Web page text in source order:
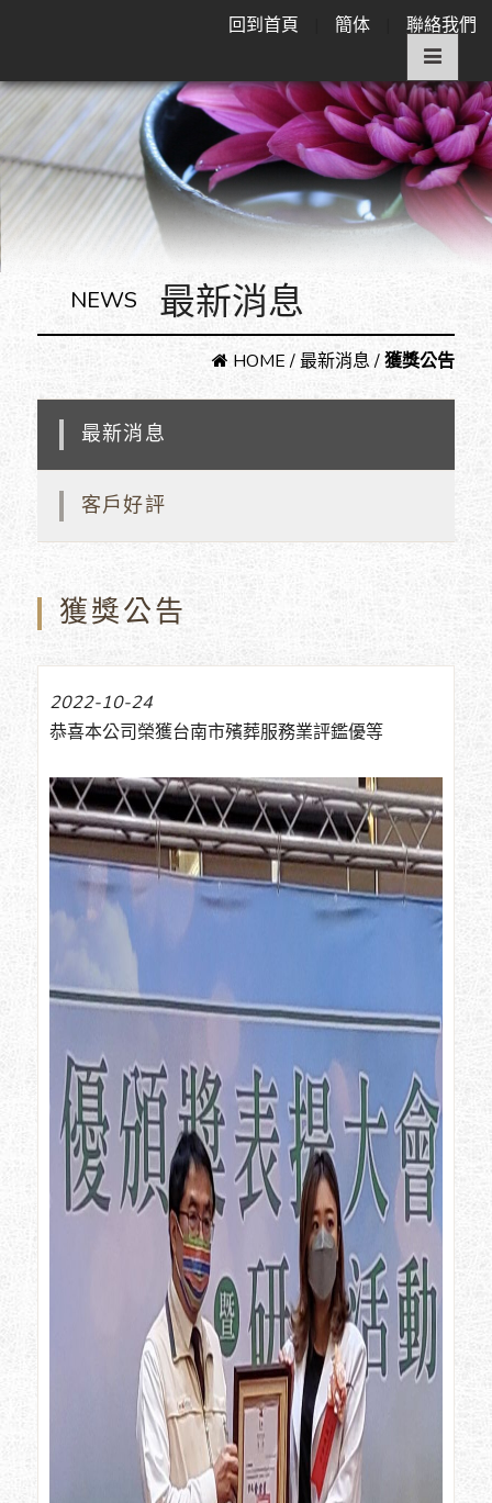
回到首頁 簡体 聯絡我們
NEWS 最新消息
HOME/最新消息/獲獎公告
最新消息
客戶好評
獲獎公告
2022-10-24
恭喜本公司榮獲台南市殯葬服務業評鑑優等